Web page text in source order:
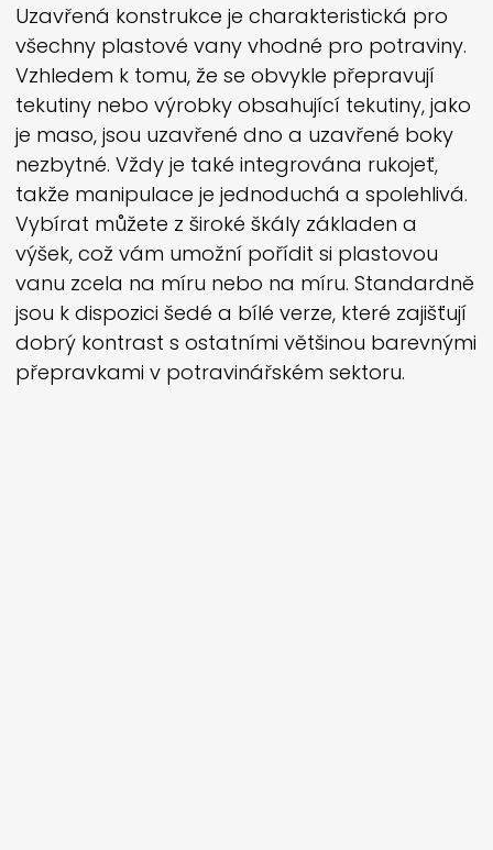
Uzavřená konstrukce je charakteristická pro
všechny plastové vany vhodné pro potraviny.
Vzhledem k tomu, že se obvykle přepravují
tekutiny nebo výrobky obsahující tekutiny, jako
je maso, jsou uzavřené dno a uzavřené boky
nezbytné. Vždy je také integrována rukojeť,
takže manipulace je jednoduchá a spolehlivá.
Vybírat můžete z široké škály základen a
výšek, což vám umožní pořídit si plastovou
vanu zcela na míru nebo na míru. Standardně
jsou k dispozici šedé a bílé verze, které zajišťují
dobrý kontrast s ostatními většinou barevnými
přepravkami v potravinářském sektoru.